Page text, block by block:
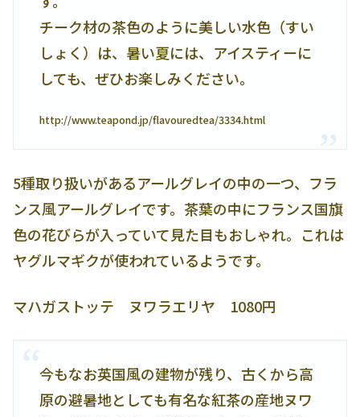
チーク材の茶色のように美しい水色（すい
しょく）は、暑い夏には、アイスティーに
しても、ぜひお楽しみください。
http://www.teapond.jp/flavouredtea/3334.html
5種取り扱いがあるアールグレイの中の一つ、フラ
ンス風アールグレイです。茶葉の中にフランス国旗
色の花びらが入っていて見た目もおしゃれ。これは
ヤグルマギクが使われているようです。
マハガストッテ ヌワラエリヤ 1080円
今もなお英国風の建物が残り、古くから高
原の避暑地としても有名な紅茶の産地ヌワ